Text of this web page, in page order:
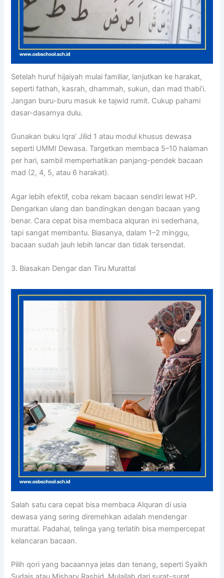
Setelah huruf hijaiyah mulai familiar, lanjutkan ke harakat,
seperti fathah, kasrah, dhammah, sukun, dan mad thabi’i.
Jangan buru-buru masuk ke tajwid rumit. Cukup pahami
dasar-dasarnya dulu.
Gunakan buku Iqra’ Jilid 1 atau modul khusus dewasa
seperti UMMI Dewasa. Targetkan membaca 5–10 halaman
per hari, sambil memperhatikan panjang-pendek bacaan
mad (2, 4, 5, atau 6 harakat).
Agar lebih efektif, coba rekam bacaan sendiri lewat HP.
Dengarkan ulang dan bandingkan dengan bacaan yang
benar. Cara cepat bisa membaca alquran ini sederhana,
tapi sangat membantu. Biasanya, dalam 1–2 minggu,
bacaan sudah jauh lebih lancar dan tidak tersendat.
3. Biasakan Dengar dan Tiru Murattal
Salah satu cara cepat bisa membaca Alquran di usia
dewasa yang sering diremehkan adalah mendengar
murattal. Padahal, telinga yang terlatih bisa mempercepat
kelancaran bacaan.
Pilih qori yang bacaannya jelas dan tenang, seperti Syaikh